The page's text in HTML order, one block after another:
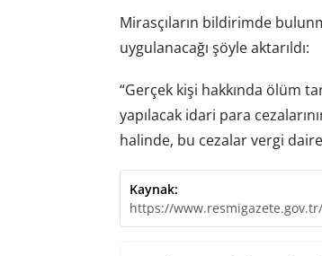
Mirasçıların bildirimde
uygulanacağı şöyle aktarıldı:
“Gerçek kişi hakkında ölüm
yapılacak idari para
halinde, bu cezalar vergi
Kaynak:
https://